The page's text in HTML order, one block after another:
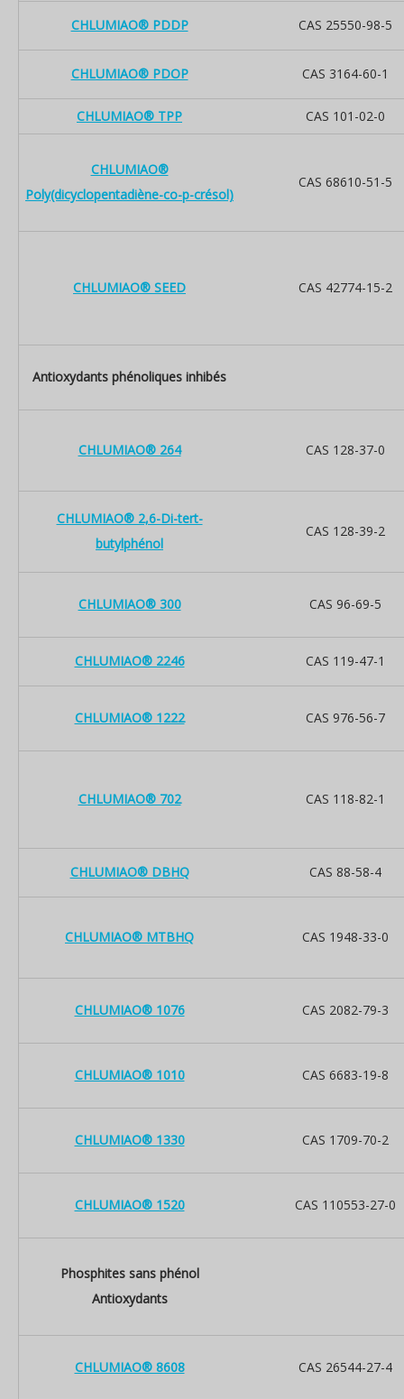
CHLUMIAO® PDDP CAS 25550-98-5
CHLUMIAO® PDOP CAS 3164-60-1
CHLUMIAO® TPP CAS 101-02-0
CHLUMIAO®
Poly(dicyclopentadiène-co-p-crésol)
CAS 68610-51-5
CHLUMIAO® SEED CAS 42774-15-2
Antioxydants phénoliques inhibés
CHLUMIAO® 264 CAS 128-37-0
CHLUMIAO® 2,6-Di-tert-
butylphénol
CAS 128-39-2
CHLUMIAO® 300 CAS 96-69-5
CHLUMIAO® 2246 CAS 119-47-1
CHLUMIAO® 1222 CAS 976-56-7
CHLUMIAO® 702 CAS 118-82-1
CHLUMIAO® DBHQ CAS 88-58-4
CHLUMIAO® MTBHQ CAS 1948-33-0
CHLUMIAO® 1076 CAS 2082-79-3
CHLUMIAO® 1010 CAS 6683-19-8
CHLUMIAO® 1330 CAS 1709-70-2
CHLUMIAO® 1520 CAS 110553-27-0
Phosphites sans phénol
Antioxydants
CHLUMIAO® 8608 CAS 26544-27-4